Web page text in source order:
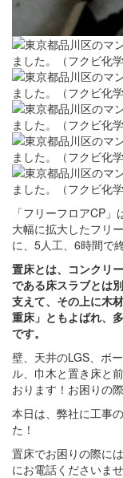
「フリーフロアCP
大幅に拡大したフリ
に、5人工、6時間で
置床とは、コンクリ
である床スラブとは
支えて、その上に木
重床」ともよばれ、
です。
壁、天井のLGS、ボ
ル、巾木と置き床と
おります！お困りの
本日は、弊社に工事
た！
置床でお困りの際に
にお電話くださいませ